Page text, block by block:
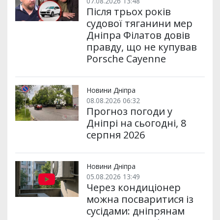
Після трьох років
судової тяганини мер
Дніпра Філатов довів
правду, що не купував
Porsche Cayenne
Новини Дніпра
08.08.2026 06:32
Прогноз погоди у
Дніпрі на сьогодні, 8
серпня 2026
Новини Дніпра
05.08.2026 13:49
Через кондиціонер
можна посваритися із
сусідами: дніпрянам